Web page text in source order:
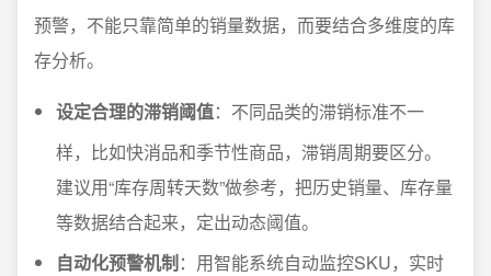
预警，不能只靠简单的销量数据，而要结合多维度的库
存分析。
设定合理的滞销阈值：不同品类的滞销标准不一
样，比如快消品和季节性商品，滞销周期要区分。
建议用“库存周转天数”做参考，把历史销量、库存量
等数据结合起来，定出动态阈值。
自动化预警机制：用智能系统自动监控SKU，实时